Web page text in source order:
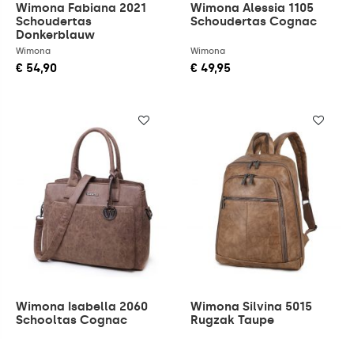
Wimona Fabiana 2021
Schoudertas
Donkerblauw
Wimona
€ 54,90
Wimona Alessia 1105
Schoudertas Cognac
Wimona
€ 49,95
Wimona Isabella 2060
Schooltas Cognac
Wimona Silvina 5015
Rugzak Taupe